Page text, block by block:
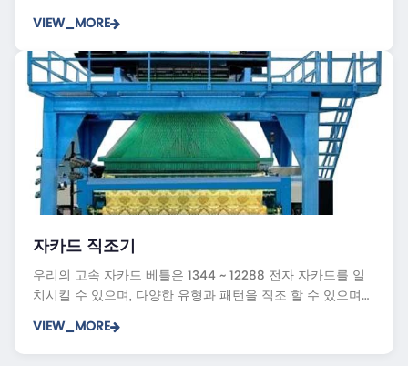
VIEW_MORE
DF71J 레이피어 자카드 직조기
QJH910J 레이피어 자카드 직조기
자카드 직조기
우리의 고속 자카드 베틀은 1344 ~ 12288 전자 자카드를 일
치시킬 수 있으며, 다양한 유형과 패턴을 직조 할 수 있으며
VIEW_MORE